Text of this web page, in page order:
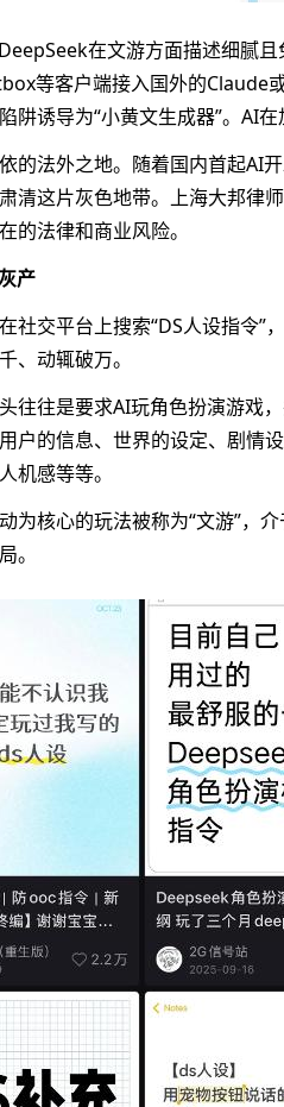
在文游方面描述细腻
等客户端接入国外的Claude
阱诱导为“小黄文生成器”。AI
的法外之地。随着国内首起AI
清这片灰色地带。上海大邦律
的法律和商业风险。
产
社交平台上搜索“DS人设指令
、动辄破万。
往往是要求AI玩角色扮演游戏
户的信息、世界的设定、剧情
机感等等。
为核心的玩法被称为“文游”，
。